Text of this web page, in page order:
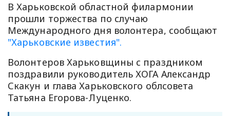
В Харьковской областной филармонии
прошли торжества по случаю
Международного дня волонтера, сообщают
"Харьковские известия".
Волонтеров Харьковщины с праздником
поздравили руководитель ХОГА Александр
Скакун и глава Харьковского облсовета
Татьяна Егорова-Луценко.